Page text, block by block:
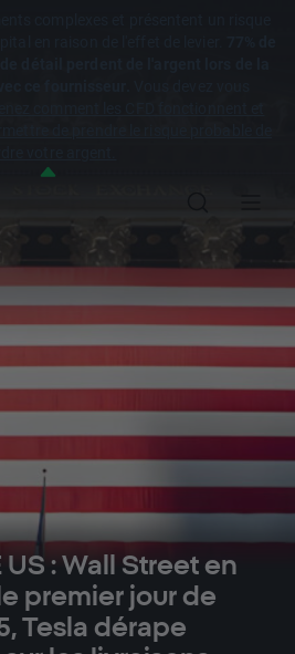
US : Wall Street en
premier jour de
Tesla dérape